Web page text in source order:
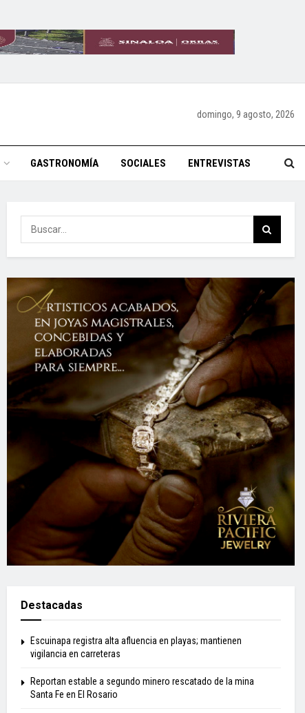
domingo, 9 agosto, 2026
GASTRONOMÍA SOCIALES ENTREVISTAS
Destacadas
Escuinapa registra alta afluencia en playas; mantienen
vigilancia en carreteras
Reportan estable a segundo minero rescatado de la mina
Santa Fe en El Rosario